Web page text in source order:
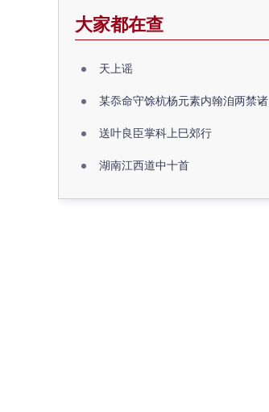
大家都在查
天上谣
某忝命守馀杭杨元素内翰洎两禁诸公出祖佛寺
送叶良臣掌科上巳郊行
湖南江西道中十首